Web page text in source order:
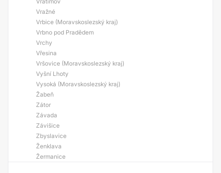
Vražné
Vrbice (Moravskoslezský kraj)
Vrbno pod Pradědem
Vrchy
Vřesina
Vršovice (Moravskoslezský kraj)
Vyšní Lhoty
Vysoká (Moravskoslezský kraj)
Žabeň
Zátor
Závada
Závišice
Zbyslavice
Ženklava
Žermanice